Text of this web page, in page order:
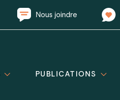
Nous joindre
PUBLICATIONS